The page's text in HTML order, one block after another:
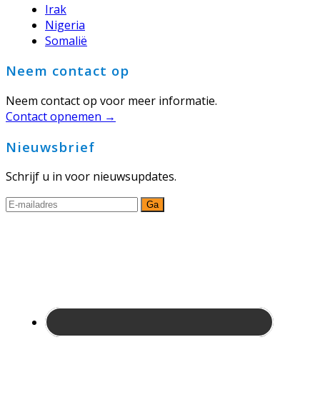
Irak
Nigeria
Somalië
Neem contact op
Neem contact op voor meer informatie.
Contact opnemen →
Nieuwsbrief
Schrijf u in voor nieuwsupdates.